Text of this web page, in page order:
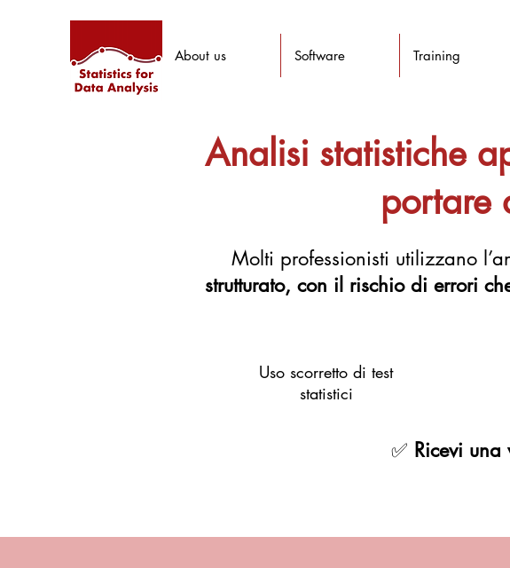
About us Software Training
Analisi statistiche
portare
​Molti professionisti utilizzano
strutturato, con il rischio di errori
Uso scorretto di test
statistici
✅ Ricevi